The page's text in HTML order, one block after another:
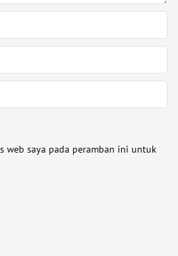
web saya pada peramban ini untuk